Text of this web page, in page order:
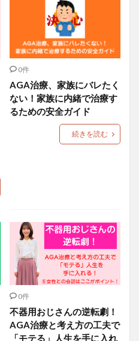
0件
AGA治療、家族にバレたく
ない！家族に内緒で治療す
るための安全ガイド
続きを読む
0件
不器用おじさんの逆転劇！
AGA治療と考え方の工夫で
「モテる」人生を手に入れ